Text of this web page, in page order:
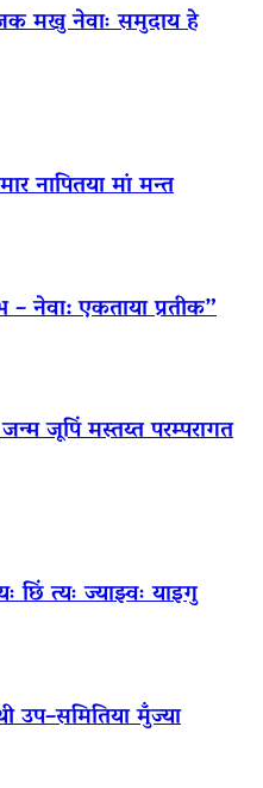
मखु नेवाः समुदाय हे
नापितया मां मन्त
नेवा: एकताया प्रतीक”
जूपिं मस्तय्त परम्परागत
छिं त्यः ज्याझ्वः याइगु
उप–समितिया मुँज्या